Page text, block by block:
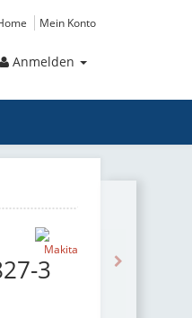
Mein Konto
Anmelden
3